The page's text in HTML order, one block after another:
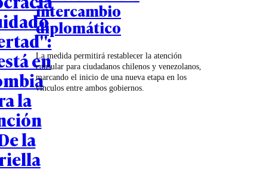
en
la
la
intercambio
diplomático
La medida permitirá restablecer la atención
consular para ciudadanos chilenos y venezolanos,
marcando el inicio de una nueva etapa en los
vínculos entre ambos gobiernos.